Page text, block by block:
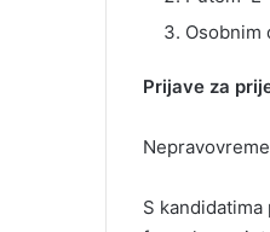
Osobnim
Prijave za
S